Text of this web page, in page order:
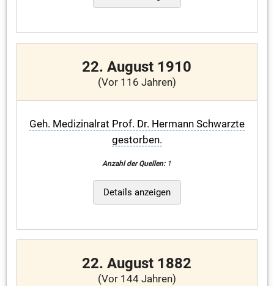
22. August 1910
(Vor 116 Jahren)
Geh. Medizinalrat Prof. Dr. Hermann Schwarzte
gestorben.
Anzahl der Quellen:1
Details anzeigen
22. August 1882
(Vor 144 Jahren)